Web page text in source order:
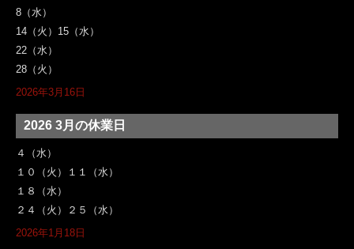
8（水）
14（火）15（水）
22（水）
28（火）
2026年3月16日
2026 3月の休業日
４（水）
１０（火）１１（水）
１８（水）
２４（火）２５（水）
2026年1月18日